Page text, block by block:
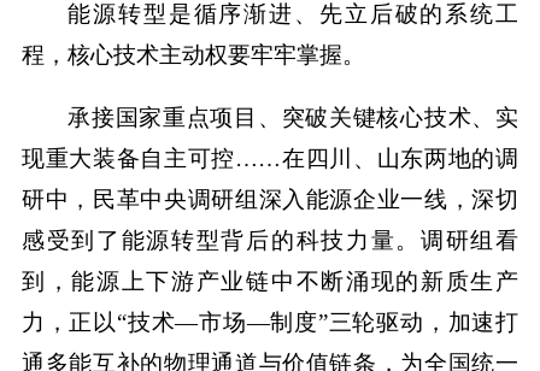
能源转型是循序渐进、先立后破的系统工
程，核心技术主动权要牢牢掌握。
承接国家重点项目、突破关键核心技术、实
现重大装备自主可控……在四川、山东两地的调
研中，民革中央调研组深入能源企业一线，深切
感受到了能源转型背后的科技力量。调研组看
到，能源上下游产业链中不断涌现的新质生产
力，正以“技术—市场—制度”三轮驱动，加速打
通多能互补的物理通道与价值链条，为全国统一